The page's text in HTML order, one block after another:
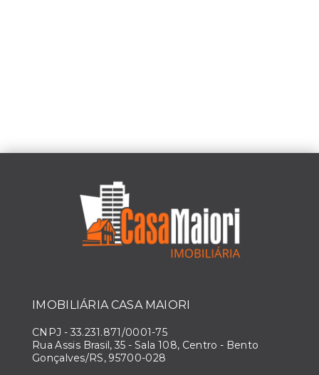
IMOBILIÁRIA CASA MAIORI
CNPJ - 33.231.871/0001-75
Rua Assis Brasil, 35 - Sala 108, Centro - Bento
Gonçalves/RS, 95700-028